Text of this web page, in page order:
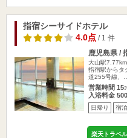
指宿シーサイドホテル
4.0点/ 1 件
鹿児島県 /
大山駅7.77km
指宿駅からタ
道255号線、…
営業時間
入浴料金
日帰り 宿泊
楽天トラベ